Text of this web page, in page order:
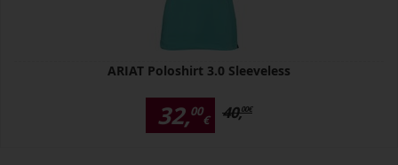
ARIAT Poloshirt 3.0 Sleeveless
32,00
€ 40,00€